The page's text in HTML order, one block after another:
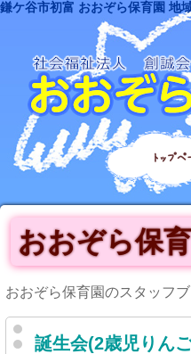
鎌ケ谷市初富 おおぞら保育園 地
トップペ
おおぞら保
おおぞら保育園のスタッフブ
誕生会(2歳児りんご